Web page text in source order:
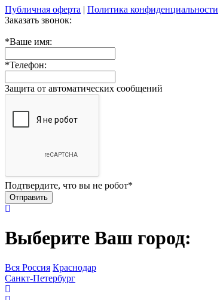
Публичная оферта | Политика конфиденциальности
Заказать звонок:
*Ваше имя:
*Телефон:
Защита от автоматических сообщений
Подтвердите, что вы не робот*
Выберите Ваш город:
Вся Россия Краснодар
Санкт-Петербург